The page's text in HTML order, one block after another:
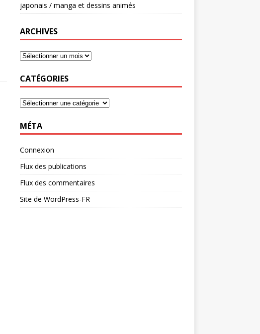
japonais / manga et dessins animés
ARCHIVES
CATÉGORIES
MÉTA
Connexion
Flux des publications
Flux des commentaires
Site de WordPress-FR